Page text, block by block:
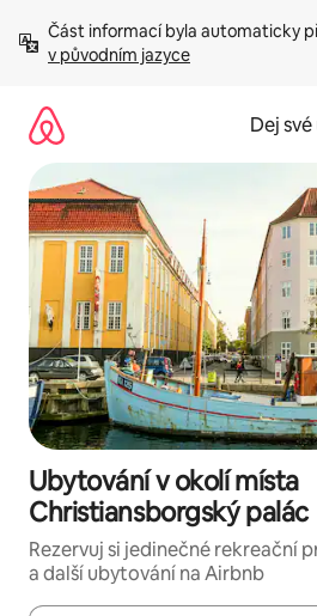
obsah
Část informací byla automaticky
v původním jazyce
Dej
Ubytování v okolí místa
Christiansborgský palác
Rezervuj si jedinečné rekreační
a další ubytování na Airbnb